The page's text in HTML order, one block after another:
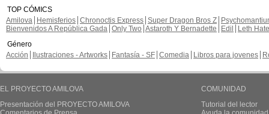
TOP CÓMICS
Amilova
Hemisferios Chronoctis Express Super Dragon Bros Z
Bienvenidos A República Gada Only Two Astaroth Y Bernadette Edil
Leth Hate
Género
Acción
Ilustraciones - Artworks Fantasía - SF Comedia Libros para jovenes
EL PROYECTO AMILOVA
Presentación del PROYECTO AMILOVA
COMUNIDAD
Tutorial del lector